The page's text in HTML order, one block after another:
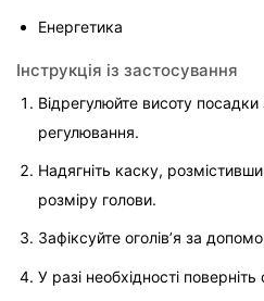
Енергетика
Інструкція із застосування
Відрегулюйте висоту
регулювання.
Надягніть каску, розмістивши
розміру голови.
Зафіксуйте оголів’я за
У разі необхідності